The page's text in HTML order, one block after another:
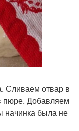
Сливаем отвар в
пюре. Добавляем
начинка была не